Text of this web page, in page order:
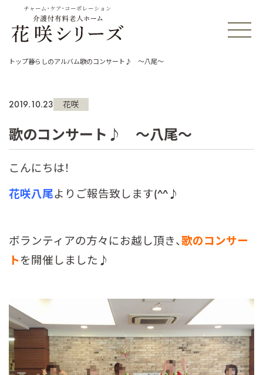
チャーム・ケア・コーポレーション
トップ暮らしのアルバム歌のコンサート♪ ～八尾～
2019.10.23 花咲
歌のコンサート♪ ～八尾～
こんにちは！
花咲八尾よりご報告致します(^^♪
ボランティアの方々にお越し頂き、歌のコンサー
トを開催しました♪